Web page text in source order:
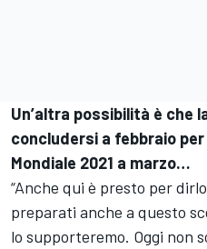
Un’altra possibilità è che
concludersi a febbraio
Mondiale 2021 a marzo…
“Anche qui è presto per
preparati anche a questo
lo supporteremo. Oggi non